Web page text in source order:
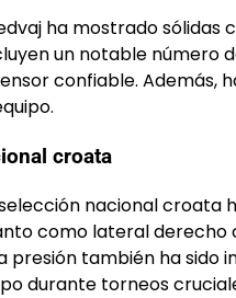
ha mostrado
un notable
confiable. Además,
croata
nacional croata
como lateral
también ha sido
durante torneos